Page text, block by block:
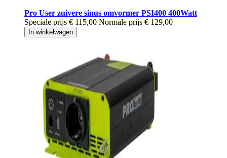
Pro User zuivere sinus omvormer PSI400 400Watt
Speciale prijs € 115,00 Normale prijs € 129,00
In winkelwagen